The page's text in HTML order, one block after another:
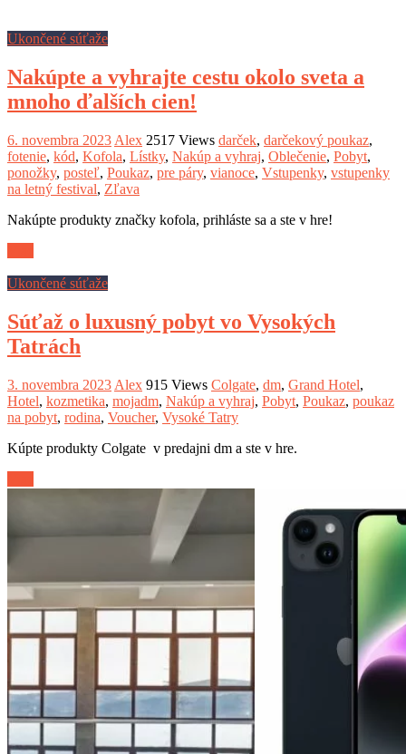
Ukončené súťaže
Nakúpte a vyhrajte cestu okolo sveta a
mnoho ďalších cien!
6. novembra 2023 Alex 2517 Views darček, darčekový poukaz,
fotenie, kód, Kofola, Lístky, Nakúp a vyhraj, Oblečenie, Pobyt,
ponožky, posteľ, Poukaz, pre páry, vianoce, Vstupenky, vstupenky
na letný festival, Zľava
Nakúpte produkty značky kofola, prihláste sa a ste v hre!
Ukončené súťaže
Súťaž o luxusný pobyt vo Vysokých
Tatrách
3. novembra 2023 Alex 915 Views Colgate, dm, Grand Hotel,
Hotel, kozmetika, mojadm, Nakúp a vyhraj, Pobyt, Poukaz, poukaz
na pobyt, rodina, Voucher, Vysoké Tatry
Kúpte produkty Colgate v predajni dm a ste v hre.